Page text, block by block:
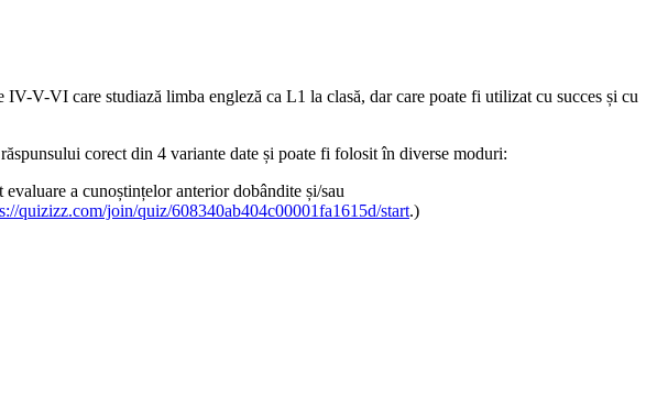
V-VI care studiază limba engleză ca L1 la clasă, dar care poate fi utilizat cu succes și cu
corect din 4 variante date și poate fi folosit în diverse moduri:
a cunoștințelor anterior dobândite și/sau
quizizz.com/join/quiz/608340ab404c00001fa1615d/start.)